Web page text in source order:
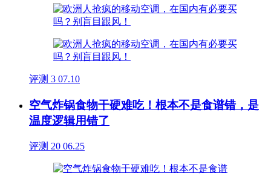
评测 3 07.10
空气炸锅食物干硬难吃！根本不是食谱错，是
温度逻辑用错了
评测 20 06.25